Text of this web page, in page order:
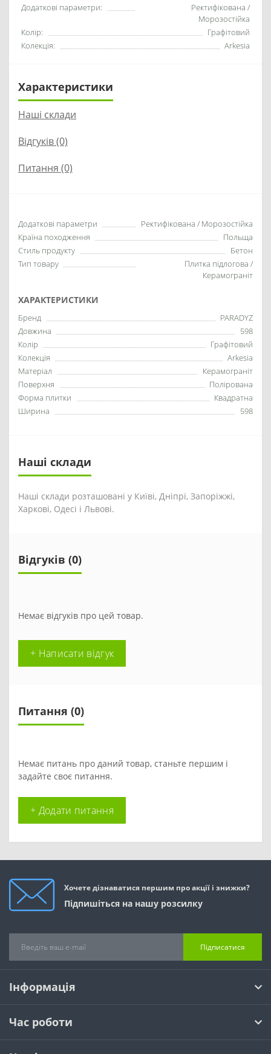
Додаткові параметри:
Ректифікована /
Морозостійка
Колір:
Графітовий
Колекція:
Arkesia
Характеристики
Наші склади
Відгуків (0)
Питання (0)
Додаткові параметри
Ректифікована / Морозостійка
Країна походження
Польща
Стиль продукту
Бетон
Тип товару
Плитка підлогова /
Керамограніт
ХАРАКТЕРИСТИКИ
Бренд
PARADYZ
Довжина
598
Колір
Графітовий
Колекція
Arkesia
Матеріал
Керамограніт
Поверхня
Полірована
Форма плитки
Квадратна
Ширина
598
Наші склади
Наші склади розташовані у Київі, Дніпрі, Запоріжжі,
Харкові, Одесі і Львові.
Відгуків (0)
Немає відгуків про цей товар.
+ Написати відгук
Питання (0)
Немає питань про даний товар, станьте першим і
задайте своє питання.
+ Додати питання
Хочете дізнаватися першим про акції і знижки?
Підпишіться на нашу розсилку
Підписатися
Інформація
Час роботи